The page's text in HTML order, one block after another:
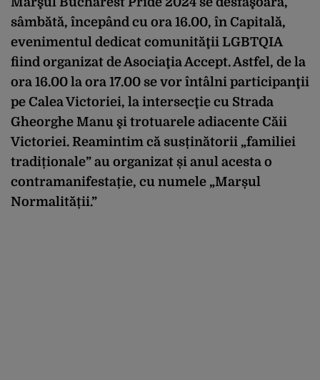
sâmbătă, începând cu ora 16.00, în Capitală,
evenimentul dedicat comunităţii LGBTQIA
fiind organizat de Asociaţia Accept. Astfel, de la
ora 16.00 la ora 17.00 se vor întâlni participanţii
pe Calea Victoriei, la intersecţie cu Strada
Gheorghe Manu şi trotuarele adiacente Căii
Victoriei. Reamintim că susținătorii „familiei
tradiționale” au organizat și anul acesta o
contramanifestație, cu numele „Marșul
Normalității.”